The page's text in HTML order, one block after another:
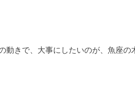
動きで、大事にしたいのが、魚座